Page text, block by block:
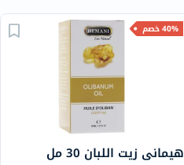
40% خصم
هيماني زيت اللبان 30 مل